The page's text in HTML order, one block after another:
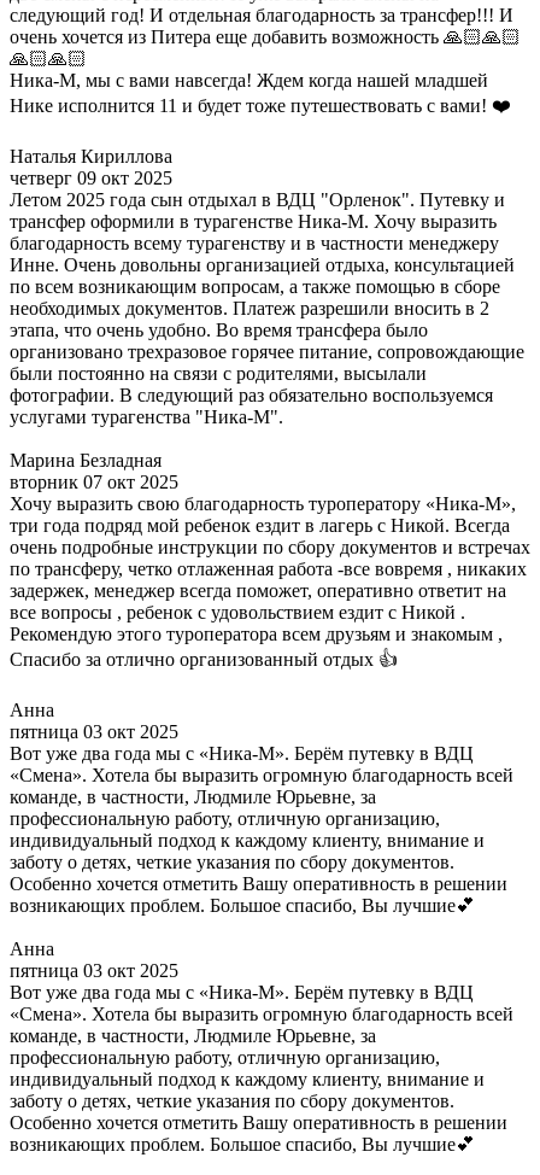
следующий год! И отдельная благодарность за трансфер!!! И
очень хочется из Питера еще добавить возможность 🙏🏻🙏🏻
🙏🏻🙏🏻
Ника-М, мы с вами навсегда! Ждем когда нашей младшей
Нике исполнится 11 и будет тоже путешествовать с вами! ❤️
Наталья Кириллова
четверг 09 окт 2025
Летом 2025 года сын отдыхал в ВДЦ "Орленок". Путевку и
трансфер оформили в турагенстве Ника-М. Хочу выразить
благодарность всему турагенству и в частности менеджеру
Инне. Очень довольны организацией отдыха, консультацией
по всем возникающим вопросам, а также помощью в сборе
необходимых документов. Платеж разрешили вносить в 2
этапа, что очень удобно. Во время трансфера было
организовано трехразовое горячее питание, сопровождающие
были постоянно на связи с родителями, высылали
фотографии. В следующий раз обязательно воспользуемся
услугами турагенства "Ника-М".
Марина Безладная
вторник 07 окт 2025
Хочу выразить свою благодарность туроператору «Ника-М»,
три года подряд мой ребенок ездит в лагерь с Никой. Всегда
очень подробные инструкции по сбору документов и встречах
по трансферу, четко отлаженная работа -все вовремя , никаких
задержек, менеджер всегда поможет, оперативно ответит на
все вопросы , ребенок с удовольствием ездит с Никой .
Рекомендую этого туроператора всем друзьям и знакомым ,
Спасибо за отлично организованный отдых 👍
Анна
пятница 03 окт 2025
Вот уже два года мы с «Ника-М». Берём путевку в ВДЦ
«Смена». Хотела бы выразить огромную благодарность всей
команде, в частности, Людмиле Юрьевне, за
профессиональную работу, отличную организацию,
индивидуальный подход к каждому клиенту, внимание и
заботу о детях, четкие указания по сбору документов.
Особенно хочется отметить Вашу оперативность в решении
возникающих проблем. Большое спасибо, Вы лучшие💕
Анна
пятница 03 окт 2025
Вот уже два года мы с «Ника-М». Берём путевку в ВДЦ
«Смена». Хотела бы выразить огромную благодарность всей
команде, в частности, Людмиле Юрьевне, за
профессиональную работу, отличную организацию,
индивидуальный подход к каждому клиенту, внимание и
заботу о детях, четкие указания по сбору документов.
Особенно хочется отметить Вашу оперативность в решении
возникающих проблем. Большое спасибо, Вы лучшие💕